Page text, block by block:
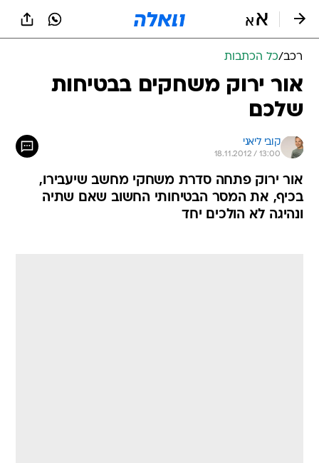
רכב/כל הכתבות
אור ירוק משחקים בבטיחות
שלכם
קובי ליאני
18.11.2012 / 13:00
אור ירוק פתחה סדרת משחקי מחשב שיעבירו,
בכיף, את המסר הבטיחותי החשוב שאם שתיה
ונהיגה לא הולכים יחד